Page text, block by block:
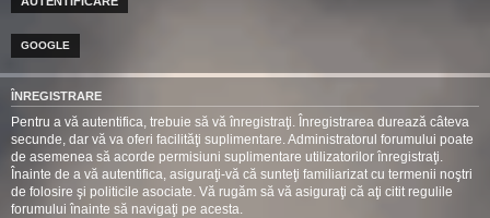
GOOGLE
ÎNREGISTRARE
Pentru a vă autentifica, trebuie să vă înregistraţi. Înregistrarea durează câteva
secunde, dar vă va oferi facilităţi suplimentare. Administratorul forumului poate
de asemenea să acorde permisiuni suplimentare utilizatorilor înregistraţi.
Înainte de a vă autentifica, asiguraţi-vă că sunteţi familiarizat cu termenii noştri
de folosire şi politicile asociate. Vă rugăm să vă asiguraţi că aţi citit regulile
forumului înainte să navigaţi pe acesta.